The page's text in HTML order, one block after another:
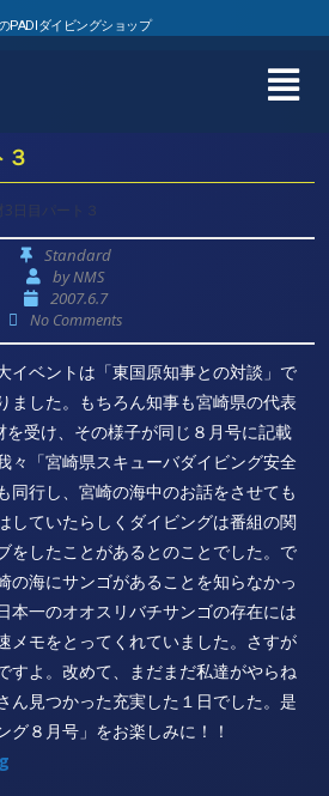
PADIダイビングショップ
3日目パート３
Standard
byNMS
2007.6.7
No Comments
イベントは「東国原知事との対談」で
ました。もちろん知事も宮崎県の代表
受け、その様子が同じ８月号に記載
々「宮崎県スキューバダイビング安全
同行し、宮崎の海中のお話をさせても
していたらしくダイビングは番組の関
をしたことがあるとのことでした。で
の海にサンゴがあることを知らなかっ
本一のオオスリバチサンゴの存在には
メモをとってくれていました。さすが
すよ。改めて、まだまだ私達がやらね
ん見つかった充実した１日でした。是
グ８月号」をお楽しみに！！